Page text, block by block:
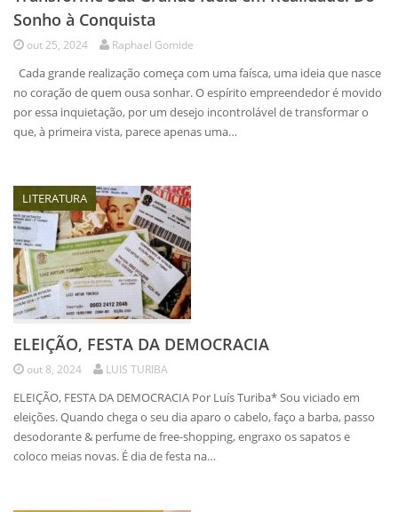
Sonho à Conquista
out 25, 2024 Raphael Gomide
Cada grande realização começa com uma faísca, uma ideia que nasce
no coração de quem ousa sonhar. O espírito empreendedor é movido
por essa inquietação, por um desejo incontrolável de transformar o
que, à primeira vista, parece apenas uma…
LITERATURA
ELEIÇÃO, FESTA DA DEMOCRACIA
out 8, 2024 LUIS TURIBA
ELEIÇÃO, FESTA DA DEMOCRACIA Por Luís Turiba* Sou viciado em
eleições. Quando chega o seu dia aparo o cabelo, faço a barba, passo
desodorante & perfume de free-shopping, engraxo os sapatos e
coloco meias novas. É dia de festa na…